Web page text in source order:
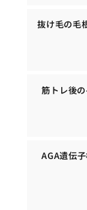
抜け毛の毛
筋トレ後
AGA遺伝